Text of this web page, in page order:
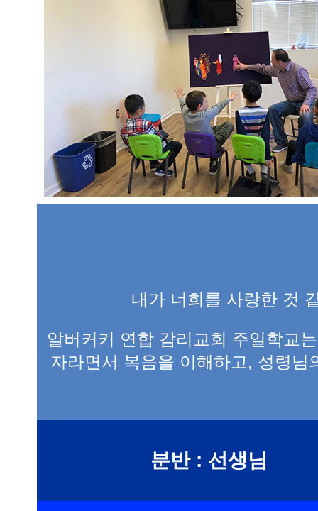
내가 너희를 사랑한 것
알버커키 연합 감리교회 주일학교
자라면서 복음을 이해하고, 성령
분반 : 선생님